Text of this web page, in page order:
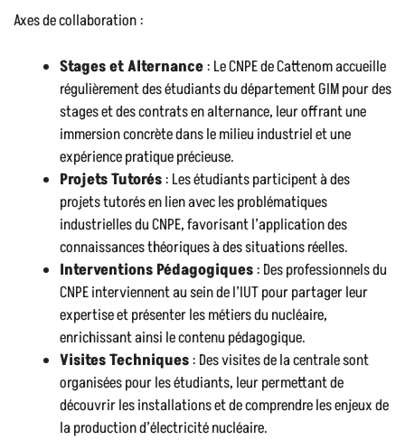
Axes de collaboration :
Stages et Alternance: Le CNPE de Cattenom accueille
régulièrement des étudiants du département GIM pour des
stages et des contrats en alternance, leur offrant une
immersion concrète dans le milieu industriel et une
expérience pratique précieuse.
Projets Tutorés: Les étudiants participent à des
projets tutorés en lien avec les problématiques
industrielles du CNPE, favorisant l’application des
connaissances théoriques à des situations réelles.
Interventions Pédagogiques: Des professionnels du
CNPE interviennent au sein de l’IUT pour partager leur
expertise et présenter les métiers du nucléaire,
enrichissant ainsi le contenu pédagogique.
Visites Techniques: Des visites de la centrale sont
organisées pour les étudiants, leur permettant de
découvrir les installations et de comprendre les enjeux de
la production d’électricité nucléaire.